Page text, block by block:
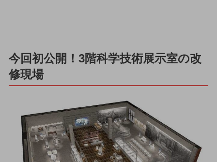
今回初公開！3階科学技術展示室の改
修現場